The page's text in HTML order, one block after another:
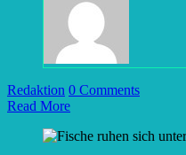
Redaktion 0 Comments
Read More